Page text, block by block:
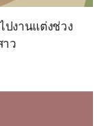
งานแต่งช่วง
าว